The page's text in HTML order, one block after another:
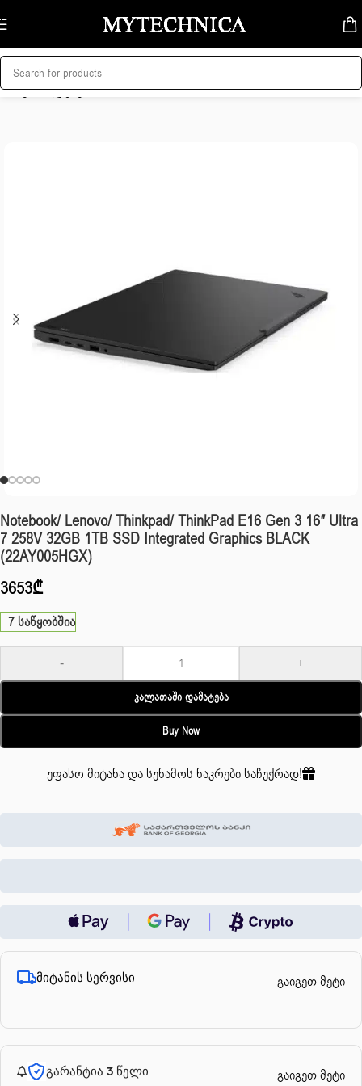
Skip to navigation
Skip to main content
მთავარი/ლეპტოპი
Notebook/ Lenovo/ Thinkpad/ ThinkPad E16 Gen 3 16″ Ultra
7 258V 32GB 1TB SSD Integrated Graphics BLACK
(22AY005HGX)
3653₾
7 საწყობშია
- +
Კალათაში Დამატება
Buy Now
უფასო მიტანა და სუნამოს ნაკრები საჩუქრად!
მიტანის სერვისი გაიგეთ მეტი
გარანტია 3 წელი გაიგეთ მეტი